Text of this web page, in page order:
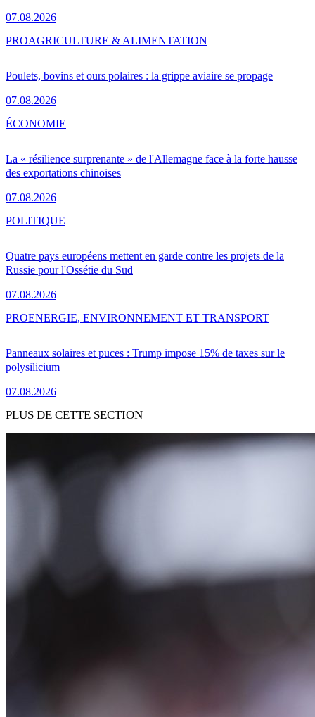
07.08.2026
Poulets, bovins et ours polaires : la grippe aviaire se propage
07.08.2026
PROAGRICULTURE & ALIMENTATION
La « résilience surprenante » de l'Allemagne face à la forte hausse
des exportations chinoises
07.08.2026
ÉCONOMIE
Quatre pays européens mettent en garde contre les projets de la
Russie pour l'Ossétie du Sud
07.08.2026
POLITIQUE
Panneaux solaires et puces : Trump impose 15% de taxes sur le
polysilicium
07.08.2026
PROENERGIE, ENVIRONNEMENT ET TRANSPORT
PLUS DE CETTE SECTION